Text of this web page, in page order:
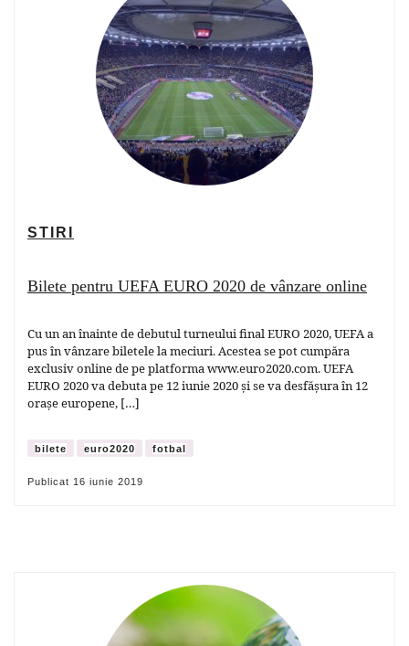
STIRI
Bilete pentru UEFA EURO 2020 de vânzare online
Cu un an înainte de debutul turneului final EURO 2020, UEFA a
pus în vânzare biletele la meciuri. Acestea se pot cumpăra
exclusiv online de pe platforma www.euro2020.com. UEFA
EURO 2020 va debuta pe 12 iunie 2020 și se va desfășura în 12
orașe europene, […]
bilete euro2020 fotbal
Publicat 16 iunie 2019